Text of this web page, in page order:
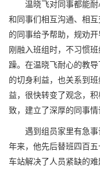
温晓飞对同事都能耐
和同事们相互沟通、相
的同事给予帮助，规劝
刚融入班组时，不习惯
躁。在温晓飞耐心的教
的切身利益，也关系到
益，很快转变了观念，
致，建立了深厚的同事情
遇到组员家里有急事
年来，他先后替班四百
车站解决了人员紧缺的难